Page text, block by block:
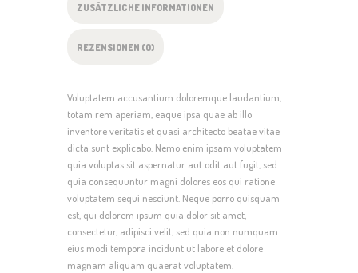
ZUSÄTZLICHE INFORMATIONEN
REZENSIONEN (0)
Voluptatem accusantium doloremque laudantium,
totam rem aperiam, eaque ipsa quae ab illo
inventore veritatis et quasi architecto beatae vitae
dicta sunt explicabo. Nemo enim ipsam voluptatem
quia voluptas sit aspernatur aut odit aut fugit, sed
quia consequuntur magni dolores eos qui ratione
voluptatem sequi nesciunt. Neque porro quisquam
est, qui dolorem ipsum quia dolor sit amet,
consectetur, adipisci velit, sed quia non numquam
eius modi tempora incidunt ut labore et dolore
magnam aliquam quaerat voluptatem.